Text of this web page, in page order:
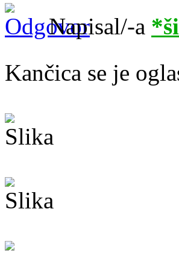
Napisal/-a
Kančica se je